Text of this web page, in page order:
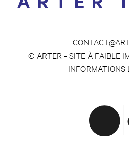
© ARTER - SITE À FAIBLE
INFORMATIONS